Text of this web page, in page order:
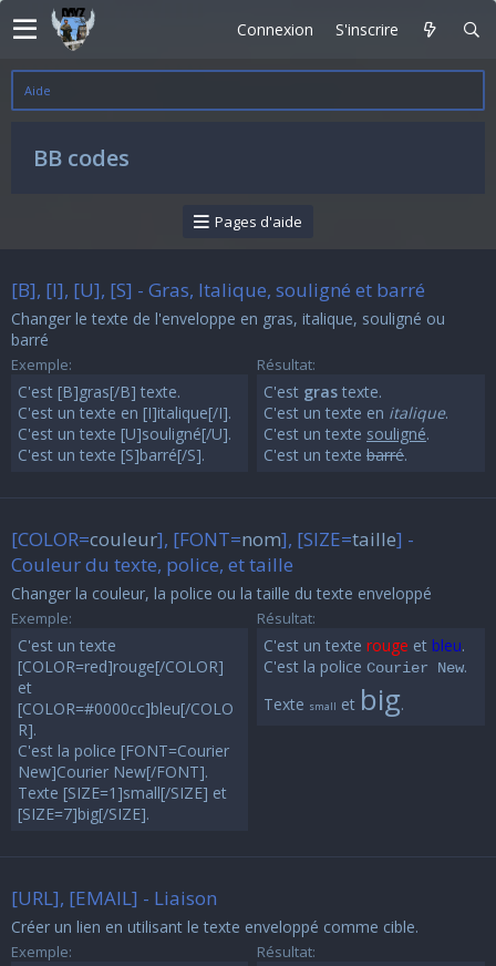
Connexion S'inscrire
Aide
BB codes
Pages d'aide
[B], [I], [U], [S] - Gras, Italique, souligné et barré
Changer le texte de l'enveloppe en gras, italique, souligné ou
barré
Exemple:
C'est [B]gras[/B] texte.
C'est un texte en [I]italique[/I].
C'est un texte [U]souligné[/U].
C'est un texte [S]barré[/S].
Résultat:
C'est gras texte.
C'est un texte en italique.
C'est un texte souligné.
C'est un texte barré.
[COLOR=couleur], [FONT=nom], [SIZE=taille] -
Couleur du texte, police, et taille
Changer la couleur, la police ou la taille du texte enveloppé
Exemple:
C'est un texte
[COLOR=red]rouge[/COLOR]
et
[COLOR=#0000cc]bleu[/COLO
R].
C'est la police [FONT=Courier
New]Courier New[/FONT].
Texte [SIZE=1]small[/SIZE] et
[SIZE=7]big[/SIZE].
Résultat:
C'est un texte rouge et bleu.
C'est la police Courier New.
Texte small et big.
[URL], [EMAIL] - Liaison
Créer un lien en utilisant le texte enveloppé comme cible.
Exemple: Résultat: